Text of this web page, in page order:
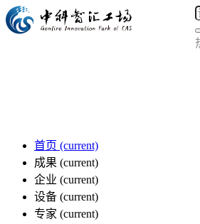
首页 (current)
成果 (current)
企业 (current)
设备 (current)
专家 (current)